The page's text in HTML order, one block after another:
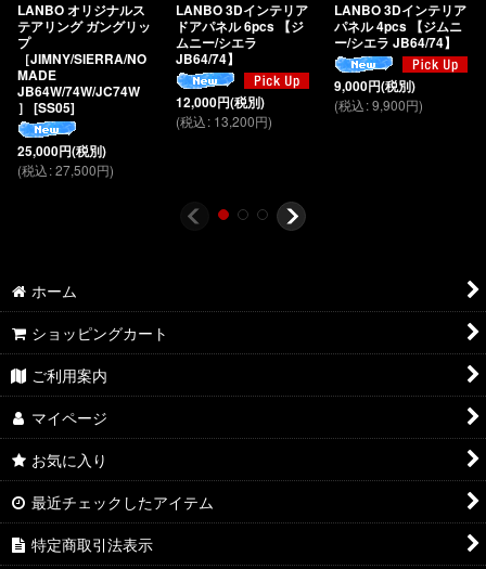
LANBO オリジナルス
テアリング ガングリッ
プ
［JIMNY/SIERRA/NO
MADE
JB64W/74W/JC74W
］ [SS05]
25,000円(税別)
(税込:27,500円)
LANBO 3Dインテリア
ドアパネル 6pcs 【ジ
ムニー/シエラ
JB64/74】
12,000円(税別)
(税込: 13,200円)
LANBO 3Dインテリア
パネル 4pcs 【ジムニ
ー/シエラ JB64/74】
9,000円(税別)
(税込:9,900円)
ホーム
ショッピングカート
ご利用案内
マイページ
お気に入り
最近チェックしたアイテム
特定商取引法表示